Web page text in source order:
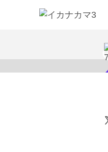
スカ